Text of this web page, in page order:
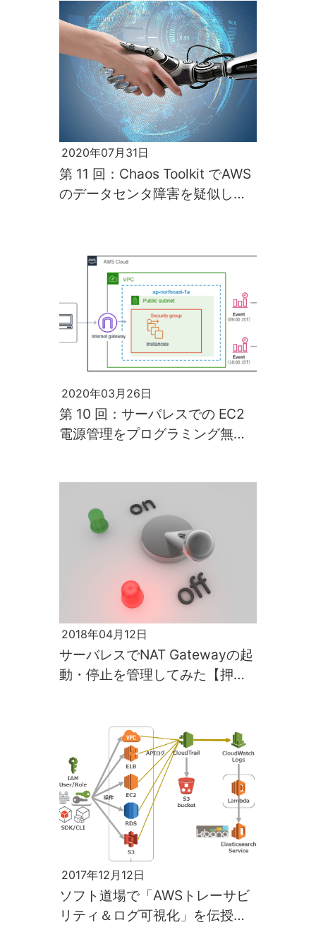
2020年07月31日
第 11 回：Chaos Toolkit でAWS
のデータセンタ障害を疑似して
2020年03月26日
第 10 回：サーバレスでの EC2
電源管理をプログラミング無し
2018年04月12日
サーバレスでNAT Gatewayの起
動・停止を管理してみた【押
2017年12月12日
ソフト道場で「AWSトレーサビ
リティ＆ログ可視化」を伝授！